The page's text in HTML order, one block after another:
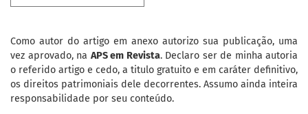
Como autor do artigo em anexo autorizo sua publicação, uma
vez aprovado, na APS em Revista. Declaro ser de minha autoria
o referido artigo e cedo, a titulo gratuito e em caráter definitivo,
os direitos patrimoniais dele decorrentes. Assumo ainda inteira
responsabilidade por seu conteúdo.